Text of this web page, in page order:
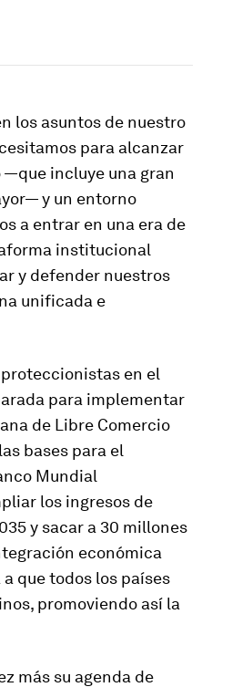
los asuntos de nuestro
para alcanzar
incluye una gran
y un entorno
a entrar en una era de
institucional
y defender nuestros
unificada e
en el
para implementar
de Libre Comercio
bases para el
Mundial
los ingresos de
y sacar a 30 millones
económica
que todos los países
promoviendo así la
más su agenda de